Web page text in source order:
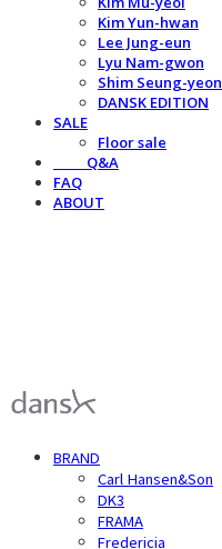
Kim Yun-hwan
Lee Jung-eun
Lyu Nam-gwon
Shim Seung-yeon
DANSK EDITION
SALE
Floor sale
⠀⠀⠀Q&A
FAQ
ABOUT
BRAND
Carl Hansen&Son
DK3
FRAMA
Fredericia